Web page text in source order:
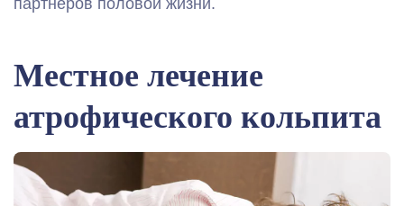
Местное лечение
атрофического кольпита